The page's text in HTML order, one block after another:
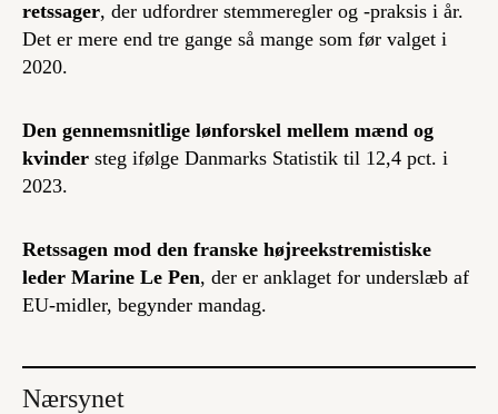
retssager, der udfordrer stemmeregler og -praksis i år.
Det er mere end tre gange så mange som før valget i
2020.
Den gennemsnitlige lønforskel mellem mænd og
kvinder steg ifølge Danmarks Statistik til 12,4 pct. i
2023.
Retssagen mod den franske højreekstremistiske
leder Marine Le Pen, der er anklaget for underslæb af
EU-midler, begynder mandag.
Nærsynet